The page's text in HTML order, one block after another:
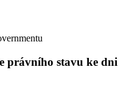
právního stavu ke dni